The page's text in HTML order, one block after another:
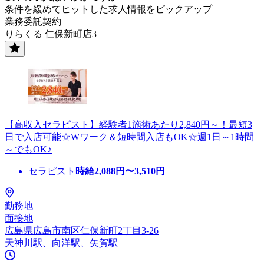
条件を緩めてヒットした求人情報をピックアップ
業務委託契約
りらくる 仁保新町店3
【高収入セラピスト】経験者1施術あたり2,840円～！最短3
日で入店可能☆Wワーク＆短時間入店もOK☆週1日～1時間
～でもOK♪
セラピスト 時給2,088円〜3,510円
勤務地
面接地
広島県広島市南区仁保新町2丁目3-26
天神川駅、向洋駅、矢賀駅